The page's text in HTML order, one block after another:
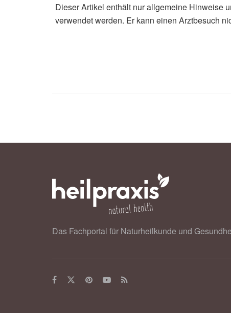
Alexander Stindt
University of Leicester: New
Dieser Artikel enthält nur allgemeine Hinweise
verwendet werden. Er kann einen Arztbesuch
Das Fachportal für Naturheilkunde und